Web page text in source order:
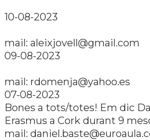
10-08-2023
mail: aleixjovell@gmail.com
09-08-2023
mail: rdomenja@yahoo.es
07-08-2023
Bones a tots/totes! Em dic
Erasmus a Cork durant 9
mail: